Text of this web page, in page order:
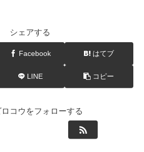
シェアする
Facebook はてブ
LINE コピー
コウをフォローする